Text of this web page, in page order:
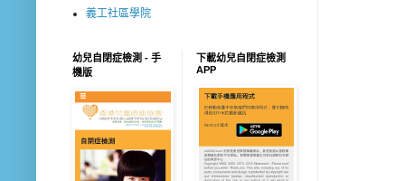
義工社區學院
幼兒自閉症檢測 - 手
機版
下載幼兒自閉症檢測
APP